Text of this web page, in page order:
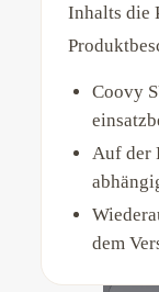
Inhalts die
Coovy
Auf der
dem